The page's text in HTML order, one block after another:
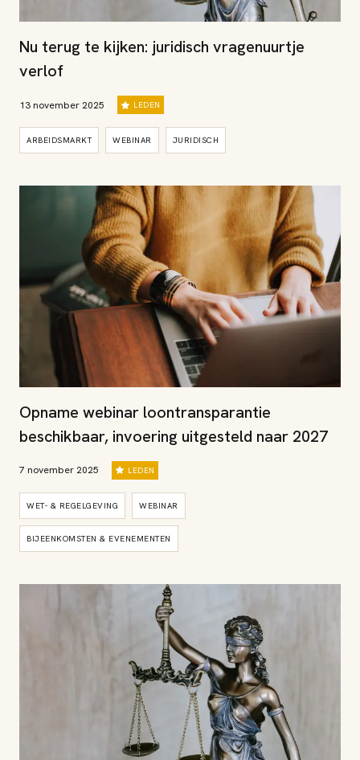
Nu terug te kijken: juridisch vragenuurtje
verlof
13 november 2025 LEDEN
ARBEIDSMARKT WEBINAR JURIDISCH
Opname webinar loontransparantie
beschikbaar, invoering uitgesteld naar 2027
7 november 2025 LEDEN
WET- & REGELGEVING WEBINAR
BIJEENKOMSTEN & EVENEMENTEN